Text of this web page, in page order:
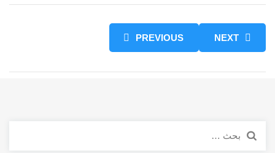
PREVIOUS NEXT
البحث